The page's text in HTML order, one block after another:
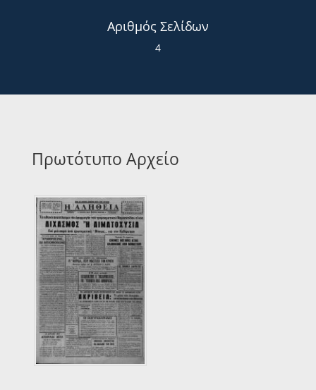
Αριθμός Σελίδων
4
Πρωτότυπο Αρχείο